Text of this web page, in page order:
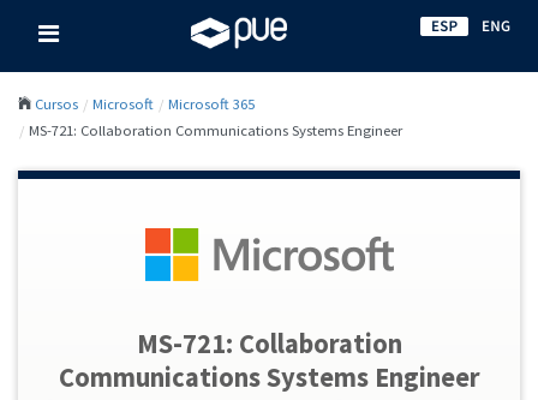
Cursos Microsoft
Microsoft 365
MS-721: Collaboration Communications Systems Engineer
MS-721: Collaboration
Communications Systems Engineer